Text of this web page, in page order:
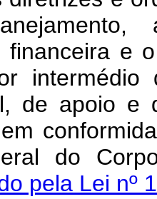
financeira e
de apoio e
do
pela Lei nº